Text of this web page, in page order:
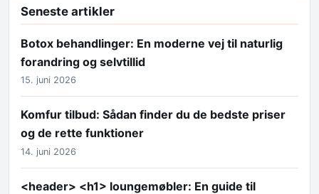
Seneste artikler
Botox behandlinger: En moderne vej til naturlig
forandring og selvtillid
15. juni 2026
Komfur tilbud: Sådan finder du de bedste priser
og de rette funktioner
14. juni 2026
<header> <h1> loungemøbler: En guide til